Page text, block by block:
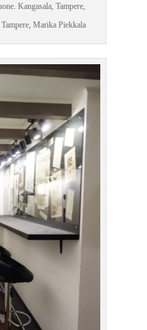
Kangasala, Tampere,
Marika Piekkala